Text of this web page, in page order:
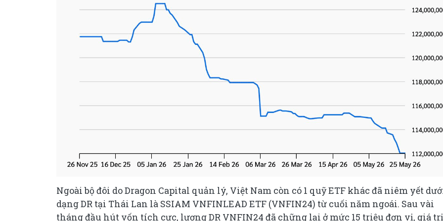
Ngoài bộ đôi do Dragon Capital quản lý, Việt Nam còn có 1 quỹ ETF khác đã niêm yết
dạng DR tại Thái Lan là SSIAM VNFINLEAD ETF (VNFIN24) từ cuối năm ngoái. Sau vài
tháng đầu hút vốn tích cực, lượng DR VNFIN24 đã chững lại ở mức 15 triệu đơn vị, giá trị